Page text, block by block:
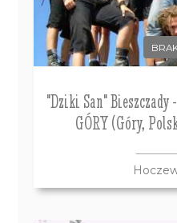
"Dziki San"
GÓRY (Góry,